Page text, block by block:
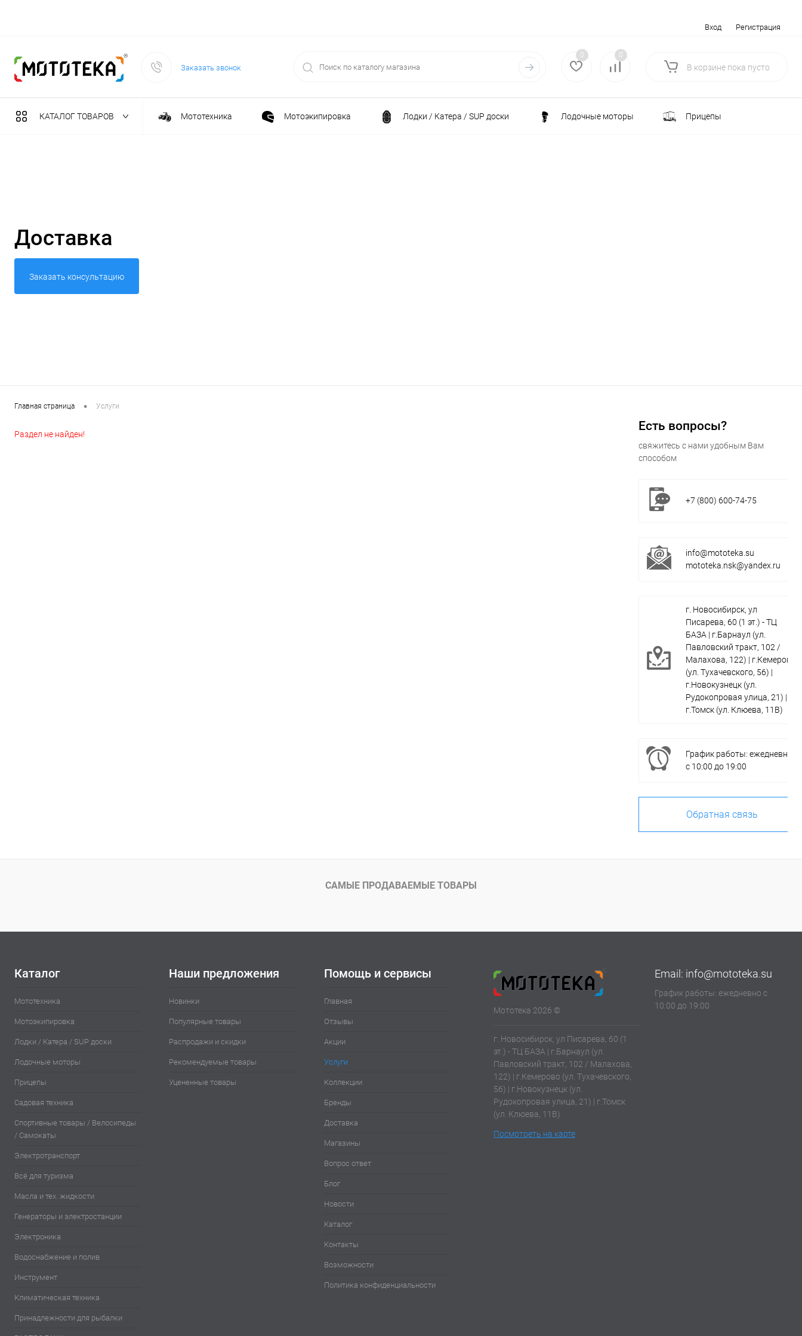
Вход Регистрация
Заказать звонок
0 0
В корзине пока пусто
КАТАЛОГ ТОВАРОВ Мототехника Мотоэкипировка Лодки / Катера / SUP доски Лодочные моторы Прицепы
Доставка
Заказать консультацию
Главная страница • Услуги
Раздел не найден!
Есть вопросы?
свяжитесь с нами удобным Вам
способом
+7 (800) 600-74-75
info@mototeka.su
mototeka.nsk@yandex.ru
г. Новосибирск, ул
Писарева, 60 (1 эт.) - ТЦ
БАЗА | г.Барнаул (ул.
Павловский тракт, 102 /
Малахова, 122) | г.Кемерово
(ул. Тухачевского, 56) |
г.Новокузнецк (ул.
Рудокопровая улица, 21) |
г.Томск (ул. Клюева, 11В)
График работы: ежедневно
с 10:00 до 19:00
Обратная связь
САМЫЕ ПРОДАВАЕМЫЕ ТОВАРЫ
Каталог
Мототехника
Мотоэкипировка
Лодки / Катера / SUP доски
Лодочные моторы
Прицепы
Садовая техника
Спортивные товары / Велосипеды
/ Самокаты
Электротранспорт
Всё для туризма
Масла и тех. жидкости
Генераторы и электростанции
Электроника
Водоснабжение и полив
Инструмент
Климатическая техника
Принадлежности для рыбалки
Наши предложения
Новинки
Популярные товары
Распродажи и скидки
Рекомендуемые товары
Уцененные товары
Помощь и сервисы
Главная
Отзывы
Акции
Услуги
Коллекции
Бренды
Доставка
Магазины
Вопрос ответ
Блог
Новости
Каталог
Контакты
Возможности
Политика конфиденциальности
Мототека 2026 ©
г. Новосибирск, ул Писарева, 60 (1
эт.) - ТЦ БАЗА | г.Барнаул (ул.
Павловский тракт, 102 / Малахова,
122) | г.Кемерово (ул. Тухачевского,
56) | г.Новокузнецк (ул.
Рудокопровая улица, 21) | г.Томск
(ул. Клюева, 11В)
Посмотреть на карте
Email: info@mototeka.su
График работы: ежедневно с
10:00 до 19:00